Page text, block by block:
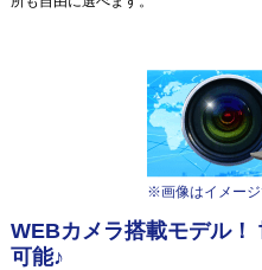
※画像はイメージ
WEBカメラ搭載モデル！
可能♪